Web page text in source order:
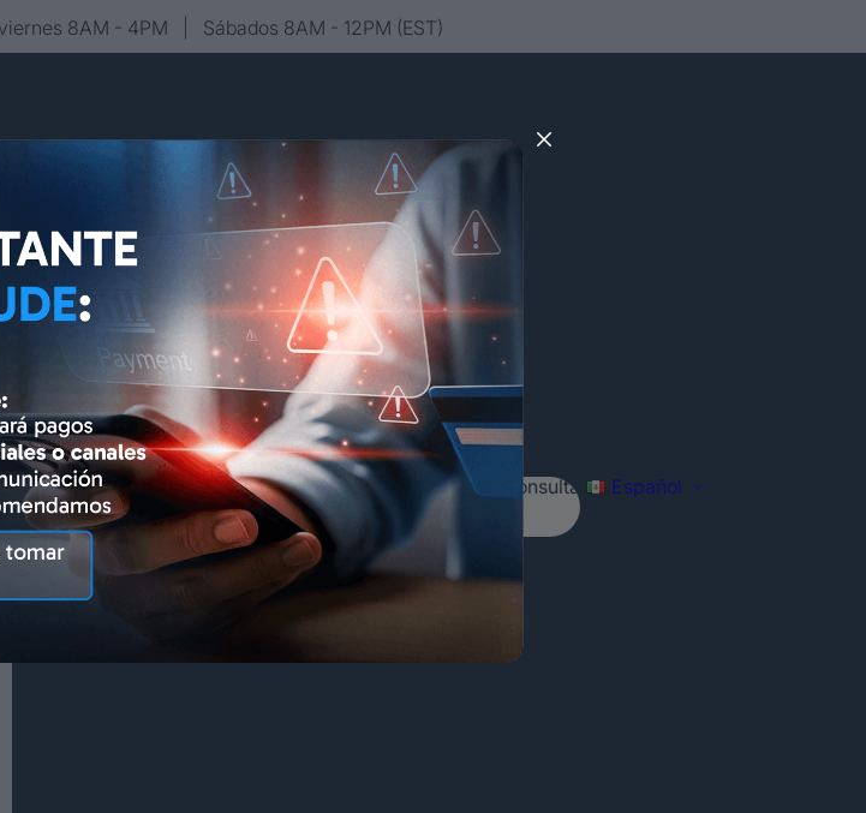
8AM - 4PM | Sábados 8AM - 12PM (EST)
Conócenos Editorial Contacto Agenda tu consulta Español